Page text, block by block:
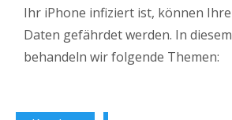
Ihr iPhone infiziert ist, können
Daten gefährdet werden. In
behandeln wir folgende Themen: